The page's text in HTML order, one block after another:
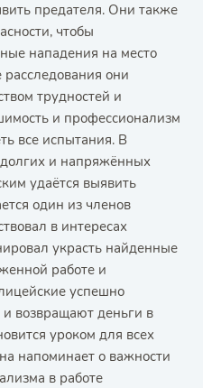
предателя. Они также
чтобы
нападения на место
они
трудностей и
и профессионализм
все испытания. В
и напряжённых
удаётся выявить
один из членов
в интересах
украсть найденные
работе и
успешно
возвращают деньги в
уроком для всех
напоминает о важности
в работе